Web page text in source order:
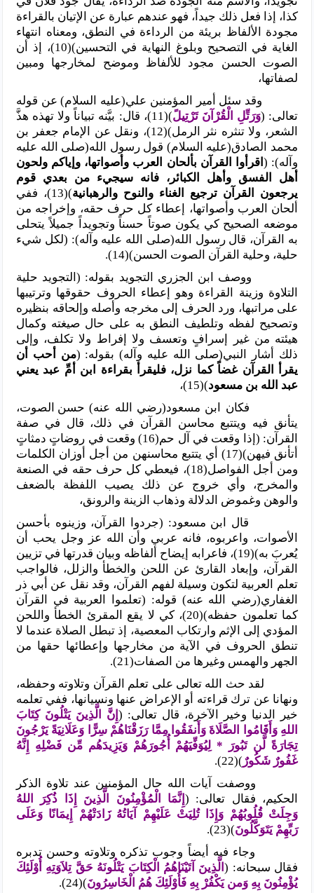
كذا، إذا فعل ذلك جيداً، فهو عندهم عبارة عن الإتيان بالقراءة
مجودة الألفاظ بريئة من الرداءة في النطق، ومعناه انتهاء
الغاية في التصحيح وبلوغ النهاية في التحسين)(10)، إذ أن
الصوت الحسن مجود للألفاظ وموضح لمخارجها ومبين
لصفاتها،
وقد سئل أمير المؤمنين علي(عليه السلام) عن قوله
تعالى: (وَرَتِّلِ الْقُرْآنَ تَرْتِيلً
)(11)، قال: بيَّنه تبياناً ولا تهذه هذَّ
الشعر، ولا تنثره نثر الرمل)(12)، ونقل عن الإمام جعفر بن
محمد الصادق(عليه السلام) قول رسول الله(صلى الله عليه
وآله): ( اقرأوا القرآن بألحان العرب وأصواتها، وإياكم ولحون
أهل الفسق وأهل الكبائر، فانه سيجيء من بعدي قوم
يرجعون القرآن ترجيع الغناء والنوح والرهبانية
)(13)، ففي
ألحان العرب وأصواتها، إعطاء كل حرف حقه، وإخراجه من
موضعه الصحيح كي يكون صوتاً حسناً وتجويداً جميلاً يتحلى
به القرآن، قال رسول الله(صلى الله عليه وآله): (لكل شيء
حلية، وحلية القرآن الصوت الحسن)(14).
ووصف ابن الجزري التجويد بقوله: (التجويد حلية
التلاوة وزينة القراءة وهو إعطاء الحروف حقوقها وترتيبها
على مراتبها، ورد الحرف إلى مخرجه وأصله وإلحاقه بنظيره
وتصحيح لفظه وتلطيف النطق به على حال صيغته وكمال
هيئته من غير إسرافٍ وتعسف ولا إفراط ولا تكلف، وإلى
ذلك أشار النبي(صلى الله عليه وآله) بقوله: (من أحب أن
يقرأ القرآن غضاً كما نزل، فليقرأ بقراءة ابن أمِّ عبد يعني
عبد الله بن مسعود)(15)،
فكان ابن مسعود(رضي الله عنه) حسن الصوت،
يتأنق فيه ويتتبع محاسن القرآن في ذلك، قال في صفة
القرآن: (إذا وقعت في آل حم(16) وقعت في روضاتٍ دمثاتٍ
أتأنق فيهن)(17) أي يتتبع محاسنهن من أجل أوزان الكلمات
ومن أجل الفواصل(18)، فيعطي كل حرف حقه في الصنعة
والمخرج، وأي خروج عن ذلك يصيب اللفظة بالضعف
والوهن وغموض الدلالة وذهاب الزينة والرونق،
قال ابن مسعود: (جردوا القرآن، وزينوه بأحسن
الأصوات، واعربوه، فانه عربي وأن الله عز وجل يحب أن
يُعربَ به)(19)، فاعرابه إيضاح ألفاظه وبيان قدرتها في تزيين
القرآن، وإبعاد القارئ عن اللحن والخطأ والزلل، فالواجب
تعلم العربية لتكون وسيلة لفهم القرآن، وقد نقل عن أبي ذر
الغفاري(رضي الله عنه) قوله: (تعلموا العربية في القرآن
كما تعلمون حفظه)(20)، كي لا يقع المقرئ الخطأ واللحن
المؤدي إلى الإثم وارتكاب المعصية، إذ تبطل الصلاة عندما لا
تنطق الحروف في الآية من مخارجها وإعطائها حقها من
الجهر والهمس وغيرها من الصفات(21).
لقد حث الله تعالى على تعلم القرآن وتلاوته وحفظه،
ونهانا عن ترك قراءته أو الإعراض عنها ونسيانها، ففي تعلمه
خير الدنيا وخير الآخرة، قال تعالى: (إِنَّ الَّذِينَ يَتْلُونَ كِتَابَ
اللهِ وَأَقَامُوا الصَّلَاةَ وَأَنفَقُوا مِمَّا رَزَقْنَاهُمْ سِرًّا وَعَلَانِيَةً يَرْجُونَ
تِجَارَةً لَّن تَبُورَ * لِيُوَفِّيَهُمْ أُجُورَهُمْ وَيَزِيدَهُم مِّن فَضْلِهِ إِنَّهُ
غَفُورٌ شَكُورٌ )(22).
ووصفت آيات الله حال المؤمنين عند تلاوة الذكر
الحكيم، فقال تعالى: (إِنَّمَا الْمُؤْمِنُونَ الَّذِينَ إِذَا ذُكِرَ اللهُ
وَجِلَتْ قُلُوبُهُمْ وَإِذَا تُلِيَتْ عَلَيْهِمْ آيَاتُهُ زَادَتْهُمْ إِيمَانًا وَعَلَى
رَبِّهِمْ يَتَوَكَّلُونَ)(23).
وجاء فيه أيضاً وجوب تذكره وتلاوته وحسن تدبره
فقال سبحانه: (الَّذِينَ آتَيْنَاهُمُ الْكِتَابَ يَتْلُونَهُ حَقَّ تِلاَوَتِهِ أُوْلَئِكَ
يُؤْمِنُونَ بِهِ وَمن يَكْفُرْ بِهِ فَأُوْلَئِكَ هُمُ الْخَاسِرُونَ)(24).